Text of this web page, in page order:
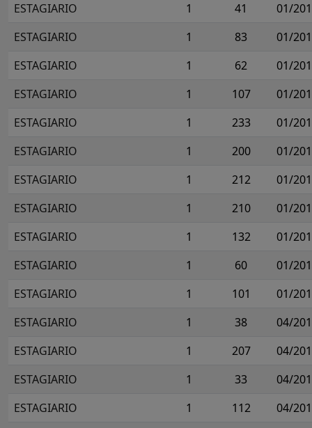
ESTAGIARIO
1 41
01/
ESTAGIARIO
1 83
01/
ESTAGIARIO
1 62
01/
ESTAGIARIO
1 107
01/
ESTAGIARIO
1 233
01/
ESTAGIARIO
1 200
01/
ESTAGIARIO
1 212
01/
ESTAGIARIO
1 210
01/
ESTAGIARIO
1 132
01/
ESTAGIARIO
1 60
01/
ESTAGIARIO
1 101
01/
ESTAGIARIO
1 38
04/
ESTAGIARIO
1 207
04/
ESTAGIARIO
1 33
04/
ESTAGIARIO
1 112 04/